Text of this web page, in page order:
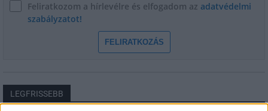
Feliratkozom a hírlevélre és elfogadom az adatvédelmi
szabályzatot!
FELIRATKOZÁS
LEGFRISSEBB